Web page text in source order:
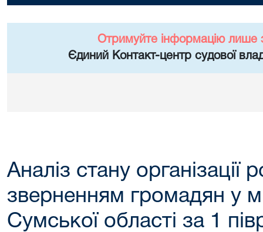
Отримуйте інформацію лише
Єдиний Контакт-центр судової
Аналіз стану організації
зверненням громадян у
Сумської області за 1